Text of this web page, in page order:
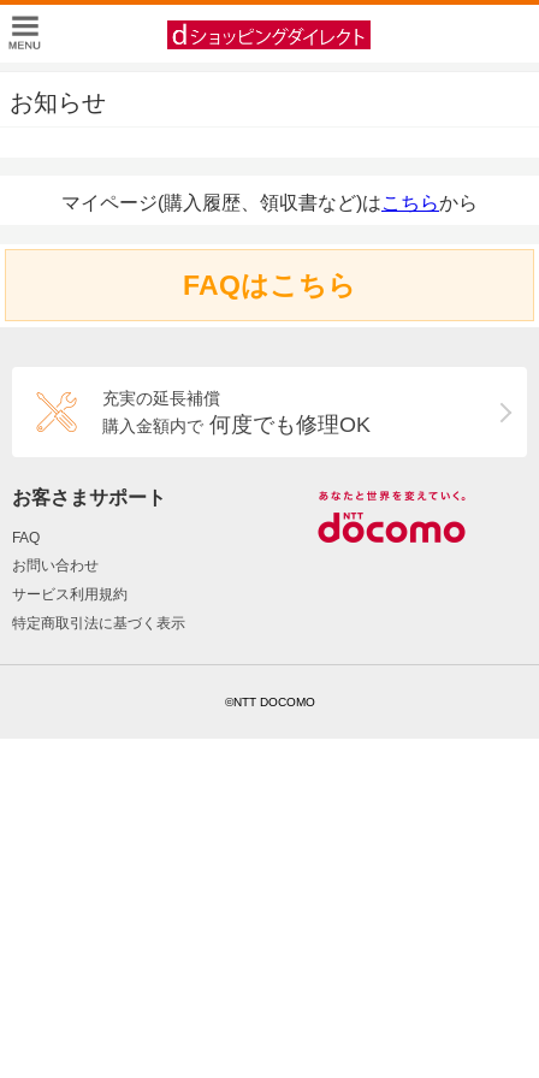
お知らせ
マイページ(購入履歴、領収書など)はこちらから
FAQはこちら
充実の延長補償
購入金額内で 何度でも修理OK
お客さまサポート
FAQ
お問い合わせ
サービス利用規約
特定商取引法に基づく表示
©NTT DOCOMO